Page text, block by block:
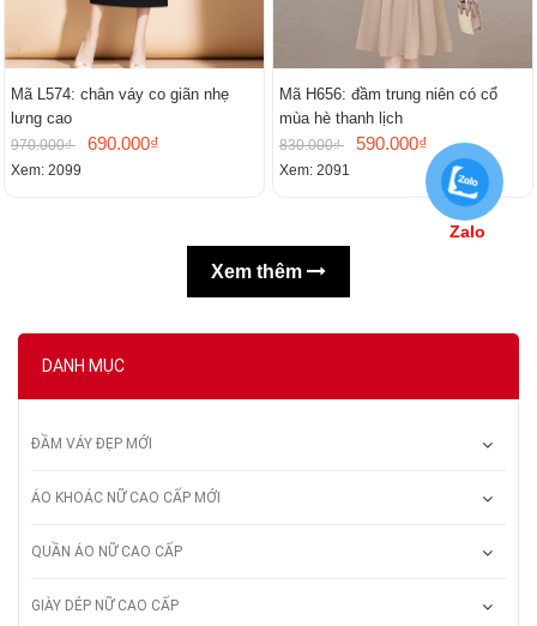
DANH MỤC
ĐẦM VÁY ĐẸP MỚI
ÁO KHOÁC NỮ CAO CẤP MỚI
QUẦN ÁO NỮ CAO CẤP
GIÀY DÉP NỮ CAO CẤP
Mã L574: chân váy co giãn nhẹ
lưng cao
970.000₫ 690.000₫
Xem: 2099
Mã H656: đầm trung niên có cổ
mùa hè thanh lịch
830.000₫ 590.000₫
Xem: 2091
Xem thêm
Zalo